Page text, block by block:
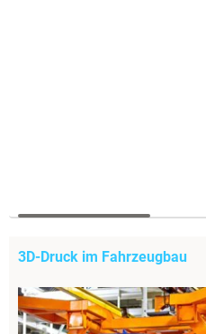
3D-Druck im Fahrzeugbau